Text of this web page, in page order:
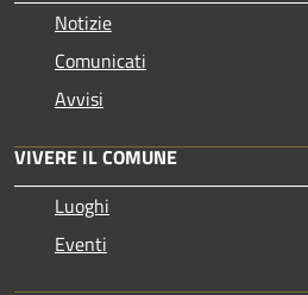
Notizie
Comunicati
Avvisi
VIVERE IL COMUNE
Luoghi
Eventi